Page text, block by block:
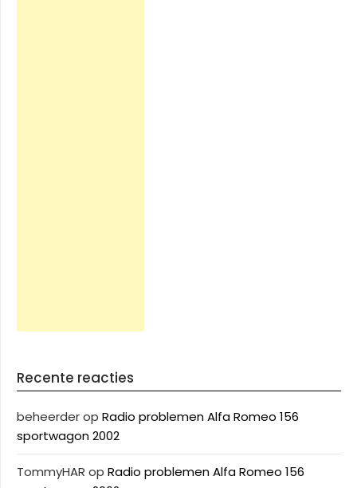
Recente reacties
beheerderop Radio problemen Alfa Romeo 156
sportwagon 2002
TommyHAR op Radio problemen Alfa Romeo 156